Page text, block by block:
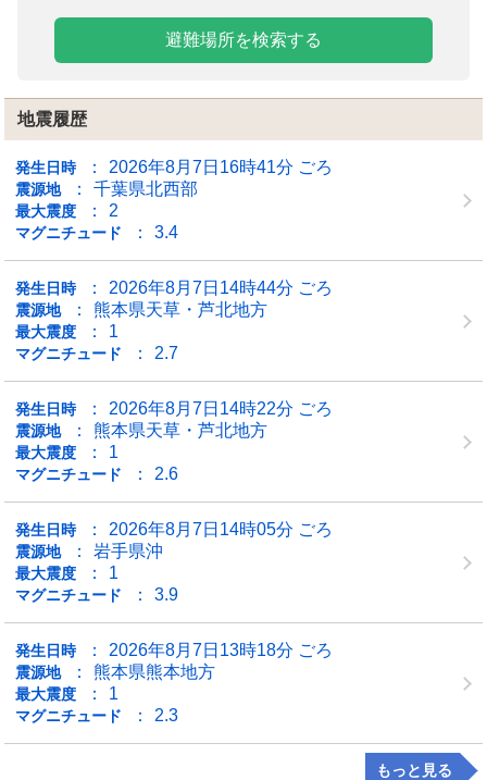
避難場所を検索する
地震履歴
発生日時 2026年8月7日16時41分 ごろ
震源地 千葉県北西部
最大震度 2
マグニチュード 3.4
発生日時 2026年8月7日14時44分 ごろ
震源地 熊本県天草・芦北地方
最大震度 1
マグニチュード 2.7
発生日時 2026年8月7日14時22分 ごろ
震源地 熊本県天草・芦北地方
最大震度 1
マグニチュード 2.6
発生日時 2026年8月7日14時05分 ごろ
震源地 岩手県沖
最大震度 1
マグニチュード 3.9
発生日時 2026年8月7日13時18分 ごろ
震源地 熊本県熊本地方
最大震度 1
マグニチュード 2.3
もっと見る